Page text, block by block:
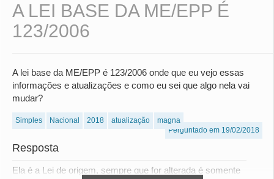
A LEI BASE DA ME/EPP É
123/2006
A lei base da ME/EPP é 123/2006 onde que eu vejo essas
informações e atualizações e como eu sei que algo nela vai
mudar?
Simples Nacional 2018 atualização
magna
Perguntado em 19/02/2018
Resposta
Ela é a Lei de origem, sempre que for alterada é somente